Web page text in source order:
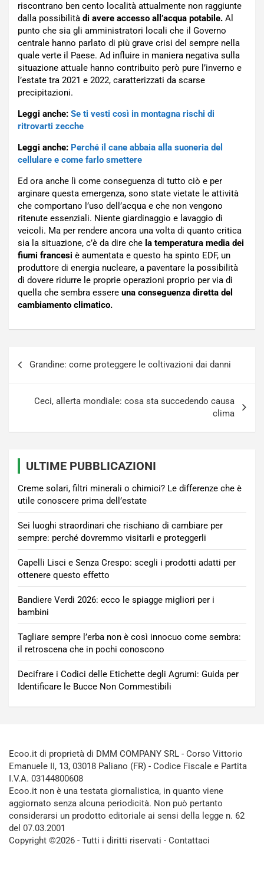
riscontrano ben cento località attualmente non raggiunte
dalla possibilità di avere accesso all’acqua potabile. Al
punto che sia gli amministratori locali che il Governo
centrale hanno parlato di più grave crisi del sempre nella
quale verte il Paese. Ad influire in maniera negativa sulla
situazione attuale hanno contribuito però pure l’inverno e
l’estate tra 2021 e 2022, caratterizzati da scarse
precipitazioni.
Leggi anche: Se ti vesti così in montagna rischi di
ritrovarti zecche
Leggi anche: Perché il cane abbaia alla suoneria del
cellulare e come farlo smettere
Ed ora anche lì come conseguenza di tutto ciò e per
arginare questa emergenza, sono state vietate le attività
che comportano l’uso dell’acqua e che non vengono
ritenute essenziali. Niente giardinaggio e lavaggio di
veicoli. Ma per rendere ancora una volta di quanto critica
sia la situazione, c’è da dire che la temperatura media dei
fiumi francesi è aumentata e questo ha spinto EDF, un
produttore di energia nucleare, a paventare la possibilità
di dovere ridurre le proprie operazioni proprio per via di
quella che sembra essere una conseguenza diretta del
cambiamento climatico.
Grandine: come proteggere le coltivazioni dai danni
Ceci, allerta mondiale: cosa sta succedendo causa
clima
ULTIME PUBBLICAZIONI
Creme solari, filtri minerali o chimici? Le differenze che è
utile conoscere prima dell’estate
Sei luoghi straordinari che rischiano di cambiare per
sempre: perché dovremmo visitarli e proteggerli
Capelli Lisci e Senza Crespo: scegli i prodotti adatti per
ottenere questo effetto
Bandiere Verdi 2026: ecco le spiagge migliori per i
bambini
Tagliare sempre l’erba non è così innocuo come sembra:
il retroscena che in pochi conoscono
Decifrare i Codici delle Etichette degli Agrumi: Guida per
Identificare le Bucce Non Commestibili
Ecoo.it di proprietà di DMM COMPANY SRL - Corso Vittorio
Emanuele II, 13, 03018 Paliano (FR) - Codice Fiscale e Partita
I.V.A. 03144800608
Ecoo.it non è una testata giornalistica, in quanto viene
aggiornato senza alcuna periodicità. Non può pertanto
considerarsi un prodotto editoriale ai sensi della legge n. 62
del 07.03.2001
Copyright ©2026 - Tutti i diritti riservati - Contattaci